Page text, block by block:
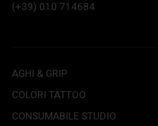
(+39) 010 714684
AGHI & GRIP
COLORI TATTOO
CONSUMABILE STUDIO